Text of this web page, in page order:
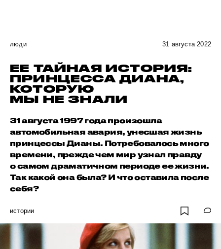
люди 31 августа 2022
ЕЕ ТАЙНАЯ ИСТОРИЯ:
ПРИНЦЕССА ДИАНА,
КОТОРУЮ
МЫ НЕ ЗНАЛИ
31 августа 1997 года произошла
автомобильная авария, унесшая жизнь
принцессы Дианы. Потребовалось много
времени, прежде чем мир узнал правду
о самом драматичном периоде ее жизни.
Так какой она была? И что оставила после
себя?
истории